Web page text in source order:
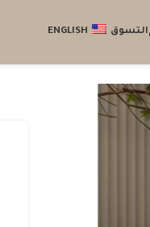
التسوق ENGLISH